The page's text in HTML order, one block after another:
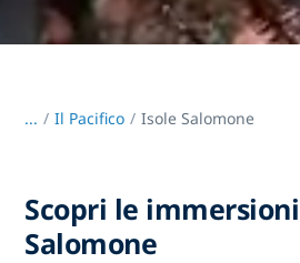
... / Il Pacifico Isole Salomone
Scopri le
Salomone